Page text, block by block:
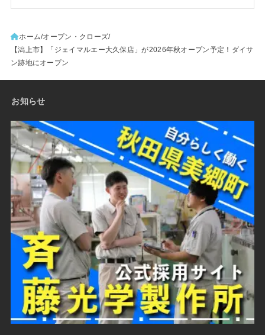
ホーム オープン・クローズ
【潟上市】「ジェイマルエー大久保店」が2026年秋オープン予定！ダイサ
ン跡地にオープン
お知らせ